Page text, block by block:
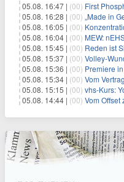
05.08. 16:47 | (00) First Phosphate unterzeichnet
05.08. 16:28 | (00) „Made in Germany“ oder
05.08. 16:05 | (00) Konzentration
05.08. 16:04 | (00) MEW: nEHS-
05.08. 15:45 | (00) Reden ist
05.08. 15:37 | (00) Volley-Wundertag
05.08. 15:36 | (00) Premiere in der Motorsport
05.08. 15:34 | (00) Vom Vertrag zur
05.08. 15:15 | (00) vhs-Kurs:
05.08. 14:44 | (00) Vom Offset zum